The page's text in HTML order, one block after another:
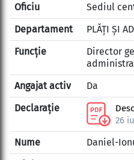
Sediul
PLĂȚI ȘI
Director
Da
26
Daniel-